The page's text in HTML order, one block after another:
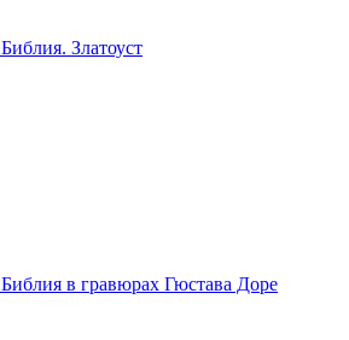
Библия. Златоуст
Библия в гравюрах Гюстава Доре